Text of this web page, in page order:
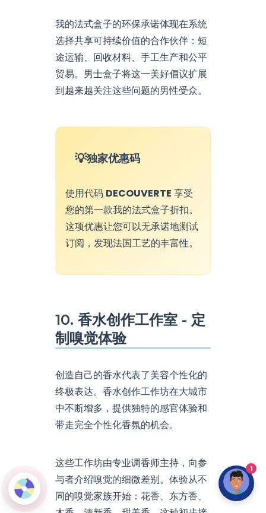
我的法式盒子的环保承诺体现在系统
选择共享可持续价值的合作伙伴：短
途运输、回收材料、手工生产和公平
贸易。男士盒子将这一美好倡议扩展
到越来越关注这些问题的男性受众。
独家优惠码
使用代码 DECOUVERTE 享受
您的第一款我的法式盒子折扣。
这项优惠让您可以无承诺地测试
订阅，发现法国工艺的丰富性。
10. 香水创作工作室 - 定
制嗅觉体验
创造自己的香水代表了美容个性化的
终极表达。香水创作工作坊在大城市
中不断增多，提供独特的感官体验和
带走完全个性化香氛的机会。
这些工作坊由专业调香师主持，向参
与者介绍嗅觉的细微差别。体验从不
同的嗅觉家族开始：花香、东方香、
1